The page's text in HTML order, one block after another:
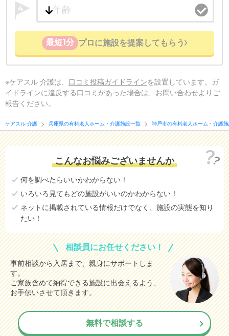
4
最短1分 プロに施設を提案してもらう
※ケアスル 介護は、 口コミ投稿ガイドラインを設置しています。ガ
イドラインに違反する口コミがあった場合は、お問い合わせよりご
報告ください。
ケアスル 介護 兵庫県の有料老人ホーム・介護施設一覧 神戸市の有料老人ホーム・介護
こんなお悩みございませんか
何を調べたらいいかわからない！
いろいろ見てもどの施設がいいのかわからない！
ネットに掲載されている情報だけでなく、施設の実態を知り
たい！
相談員にお任せください！
事前相談から入居まで、親身にサポートしま
す。
ご家族含めて納得できる施設に出会えるよう、
お手伝いさせて頂きます。
無料で相談する